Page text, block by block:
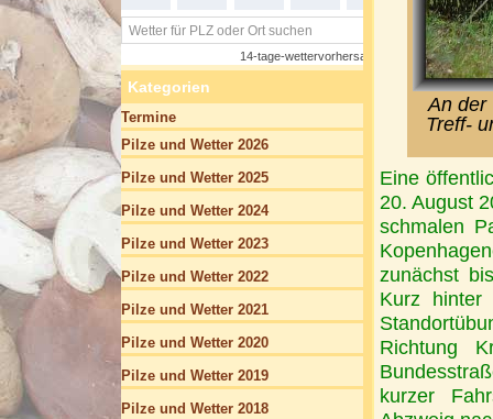
An der
Treff-
Eine
20. August
schmalen
zunächst
Kurz hinter
Richtung
kurzer
Kategorien
Termine
Pilze und Wetter 2026
Pilze und Wetter 2025
Pilze und Wetter 2024
Pilze und Wetter 2023
Pilze und Wetter 2022
Pilze und Wetter 2021
Pilze und Wetter 2020
Pilze und Wetter 2019
Pilze und Wetter 2018